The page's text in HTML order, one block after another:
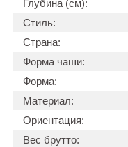
Глубина (см):
Стиль:
Страна:
Форма чаши:
Форма:
Материал:
Ориентация:
Вес брутто: